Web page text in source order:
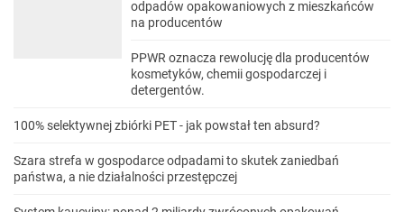
odpadów opakowaniowych z mieszkańców
na producentów
PPWR oznacza rewolucję dla producentów
kosmetyków, chemii gospodarczej i
detergentów.
100% selektywnej zbiórki PET - jak powstał ten absurd?
Szara strefa w gospodarce odpadami to skutek zaniedbań
państwa, a nie działalności przestępczej